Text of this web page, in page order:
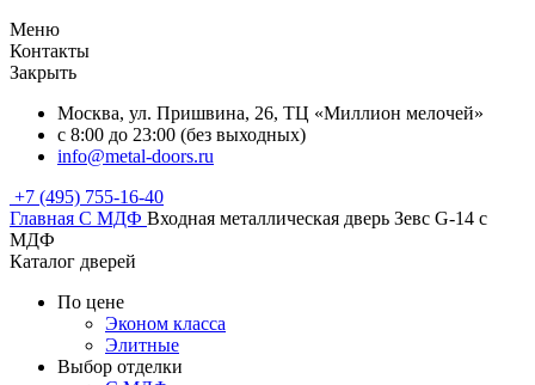
Меню
Контакты
Закрыть
Москва, ул. Пришвина, 26, ТЦ «Миллион мелочей»
с 8:00 до 23:00 (без выходных)
info@metal-doors.ru
+7 (495) 755-16-40
Главная С МДФ Входная металлическая дверь Зевс G-14 с
МДФ
Каталог дверей
По цене
Эконом класса
Элитные
Выбор отделки